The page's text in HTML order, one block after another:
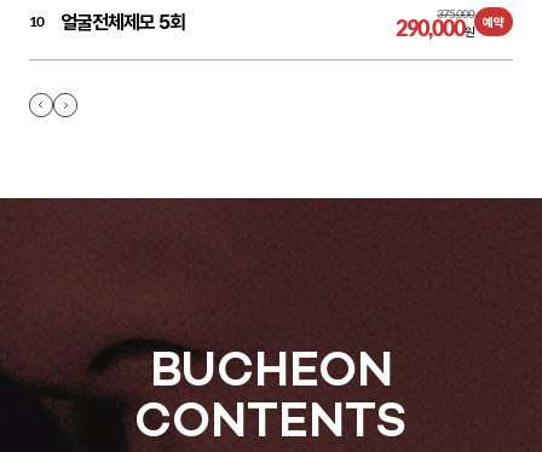
10 얼굴전체제모 5회 375,000
290,000원
예약
BUCHEON
CONTENTS